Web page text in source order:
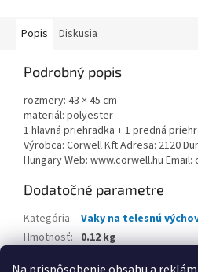
Popis Diskusia
Podrobný popis
rozmery: 43 × 45 cm
materiál: polyester
1 hlavná priehradka + 1 predná
Výrobca: Corwell Kft Adresa: 2120
Hungary Web: www.corwell.hu
Dodatočné parametre
Kategória: Vaky na telesnú
Hmotnosť: 0.12 kg